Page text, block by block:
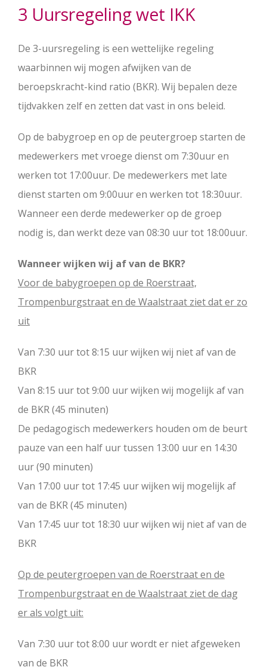
3 Uursregeling wet IKK
De 3-uursregeling is een wettelijke regeling
waarbinnen wij mogen afwijken van de
beroepskracht-kind ratio (BKR). Wij bepalen deze
tijdvakken zelf en zetten dat vast in ons beleid.
Op de babygroep en op de peutergroep starten de
medewerkers met vroege dienst om 7:30uur en
werken tot 17:00uur. De medewerkers met late
dienst starten om 9:00uur en werken tot 18:30uur.
Wanneer een derde medewerker op de groep
nodig is, dan werkt deze van 08:30 uur tot 18:00uur.
Wanneer wijken wij af van de BKR?
Voor de babygroepen op de Roerstraat,
Trompenburgstraat en de Waalstraat ziet dat er zo
uit
Van 7:30 uur tot 8:15 uur wijken wij niet af van de
BKR
Van 8:15 uur tot 9:00 uur wijken wij mogelijk af van
de BKR (45 minuten)
De pedagogisch medewerkers houden om de beurt
pauze van een half uur tussen 13:00 uur en 14:30
uur (90 minuten)
Van 17:00 uur tot 17:45 uur wijken wij mogelijk af
van de BKR (45 minuten)
Van 17:45 uur tot 18:30 uur wijken wij niet af van de
BKR
Op de peutergroepen van de Roerstraat en de
Trompenburgstraat en de Waalstraat ziet de dag
er als volgt uit:
Van 7:30 uur tot 8:00 uur wordt er niet afgeweken
van de BKR